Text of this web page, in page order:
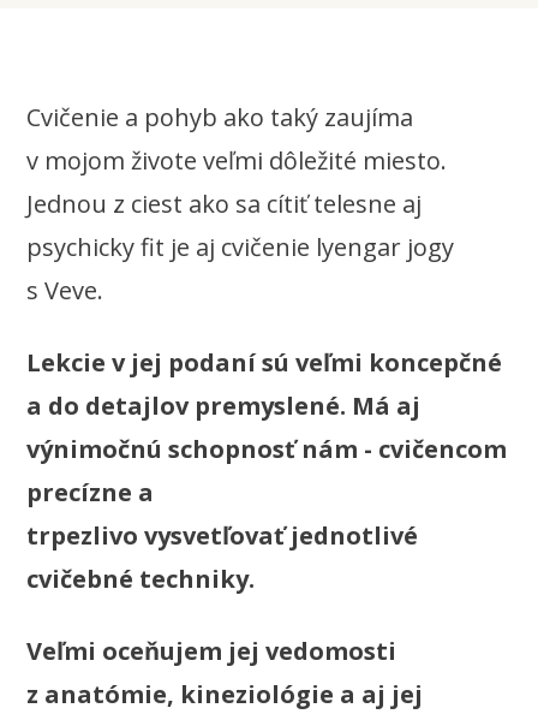
Cvičenie a pohyb ako taký zaujíma
v mojom živote veľmi dôležité miesto.
Jednou z ciest ako sa cítiť telesne aj
psychicky fit je aj cvičenie lyengar jogy
s Veve.
Lekcie v jej podaní sú veľmi koncepčné
a do detajlov premyslené. Má aj
výnimočnú schopnosť nám - cvičencom
precízne a
trpezlivo vysvetľovať jednotlivé
cvičebné techniky.
Veľmi oceňujem jej vedomosti
z anatómie, kineziológie a aj jej